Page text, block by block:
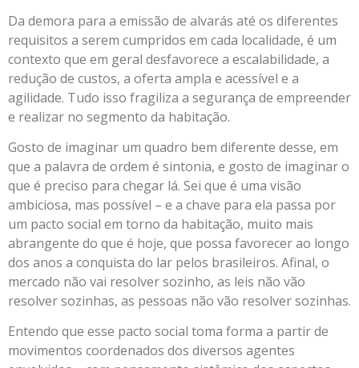
Da demora para a emissão de alvarás até os diferentes
requisitos a serem cumpridos em cada localidade, é um
contexto que em geral desfavorece a escalabilidade, a
redução de custos, a oferta ampla e acessível e a
agilidade. Tudo isso fragiliza a segurança de empreender
e realizar no segmento da habitação.
Gosto de imaginar um quadro bem diferente desse, em
que a palavra de ordem é sintonia, e gosto de imaginar o
que é preciso para chegar lá. Sei que é uma visão
ambiciosa, mas possível – e a chave para ela passa por
um pacto social em torno da habitação, muito mais
abrangente do que é hoje, que possa favorecer ao longo
dos anos a conquista do lar pelos brasileiros. Afinal, o
mercado não vai resolver sozinho, as leis não vão
resolver sozinhas, as pessoas não vão resolver sozinhas.
Entendo que esse pacto social toma forma a partir de
movimentos coordenados dos diversos agentes